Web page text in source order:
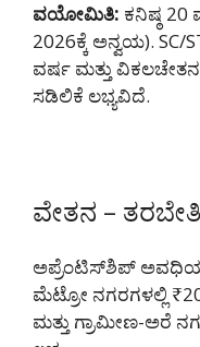
ವಯೋಮಿತಿ: ಕನಿಷ್ಠ 20
2026ಕ್ಕೆ ಅನ್ವಯ). SC/
ವರ್ಷ ಮತ್ತು
ಸಡಿಲಿಕೆ ಲಭ್ಯವಿದೆ.
ವೇತನ –
ಅಪ್ರೆಂಟಿಸ್‌ಶಿಪ್
ಮೆಟ್ರೋ ನಗರಗಳಲ್ಲಿ
ಮತ್ತು ಗ್ರಾಮೀಣ-ಅರೆ